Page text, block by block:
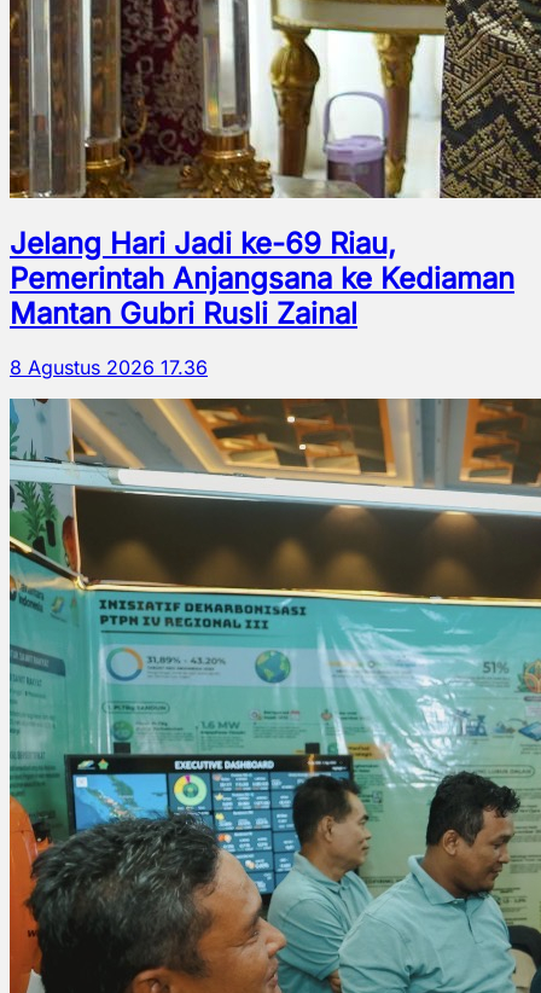
Jelang Hari Jadi ke-69 Riau,
Pemerintah Anjangsana ke Kediaman
Mantan Gubri Rusli Zainal
8 Agustus 2026 17.36